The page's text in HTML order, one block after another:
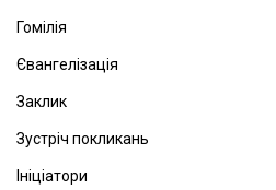
Гомілія
Євангелізація
Заклик
Зустріч покликань
Ініціатори